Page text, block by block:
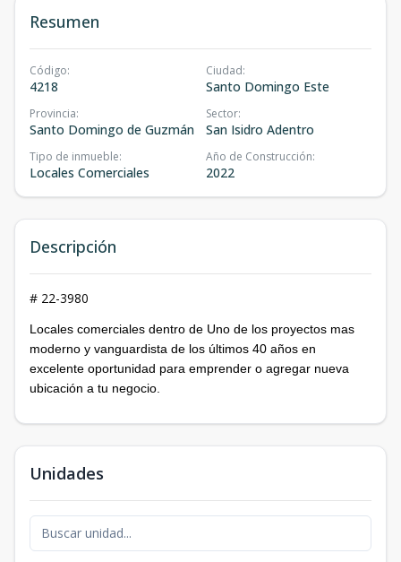
Resumen
Código:
4218
Ciudad:
Santo Domingo Este
Provincia:
Santo Domingo de Guzmán
Sector:
San Isidro Adentro
Tipo de inmueble:
Locales Comerciales
Año de Construcción:
2022
Descripción
# 22-3980
Locales comerciales dentro de Uno de los proyectos mas
moderno y vanguardista de los últimos 40 años en
excelente oportunidad para emprender o agregar nueva
ubicación a tu negocio.
Unidades